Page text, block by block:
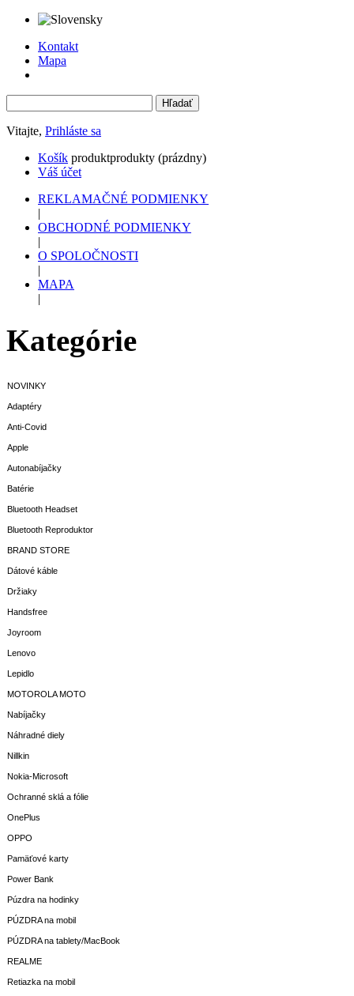
Kontakt
Mapa
Vitajte, Prihláste sa
Košík produktprodukty (prázdny)
Váš účet
REKLAMAČNÉ PODMIENKY
|
OBCHODNÉ PODMIENKY
|
O SPOLOČNOSTI
|
MAPA
|
Kategórie
NOVINKY
Adaptéry
Anti-Covid
Apple
Autonabíjačky
Batérie
Bluetooth Headset
Bluetooth Reproduktor
BRAND STORE
Dátové káble
Držiaky
Handsfree
Joyroom
Lenovo
Lepidlo
MOTOROLA MOTO
Nabíjačky
Náhradné diely
Nillkin
Nokia-Microsoft
Ochranné sklá a fólie
OnePlus
OPPO
Pamäťové karty
Power Bank
Púzdra na hodinky
PÚZDRA na mobil
PÚZDRA na tablety/MacBook
REALME
Retiazka na mobil